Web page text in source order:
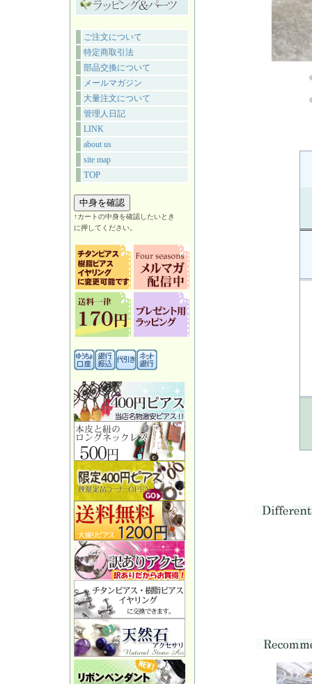
ご注文について
特定商取引法
部品交換について
メールマガジン
大量注文について
管理人日記
LINK
about us
site map
TOP
↑カートの中身を確認したいとき
に押してください。